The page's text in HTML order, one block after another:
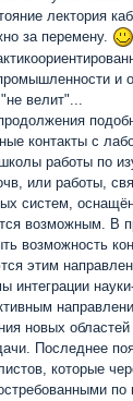
лектория
за перемену.
и
велит"...
контакты с
работы по
или работы,
систем,
возможным. В
возможность
этим
интеграции
новых областей
Последнее
которые